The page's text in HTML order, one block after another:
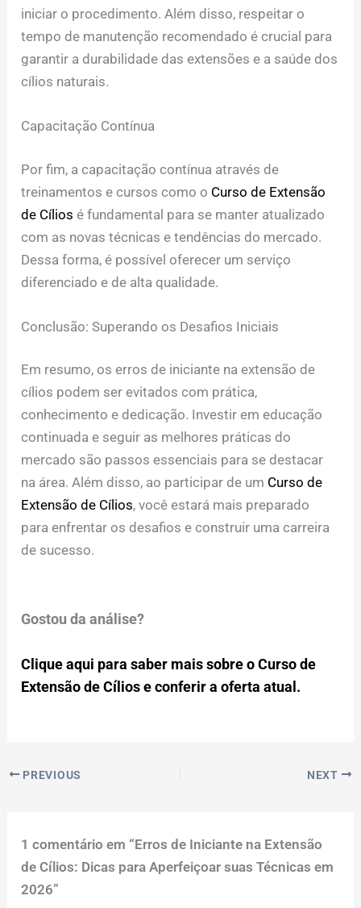
iniciar o procedimento. Além disso, respeitar o
tempo de manutenção recomendado é crucial para
garantir a durabilidade das extensões e a saúde dos
cílios naturais.
Capacitação Contínua
Por fim, a capacitação contínua através de
treinamentos e cursos como o Curso de Extensão
de Cílios é fundamental para se manter atualizado
com as novas técnicas e tendências do mercado.
Dessa forma, é possível oferecer um serviço
diferenciado e de alta qualidade.
Conclusão: Superando os Desafios Iniciais
Em resumo, os erros de iniciante na extensão de
cílios podem ser evitados com prática,
conhecimento e dedicação. Investir em educação
continuada e seguir as melhores práticas do
mercado são passos essenciais para se destacar
na área. Além disso, ao participar de um Curso de
Extensão de Cílios, você estará mais preparado
para enfrentar os desafios e construir uma carreira
de sucesso.
Gostou da análise?
Clique aqui para saber mais sobre o Curso de
Extensão de Cílios e conferir a oferta atual.
PREVIOUS NEXT
1 comentário em “Erros de Iniciante na Extensão
de Cílios: Dicas para Aperfeiçoar suas Técnicas em
2026”